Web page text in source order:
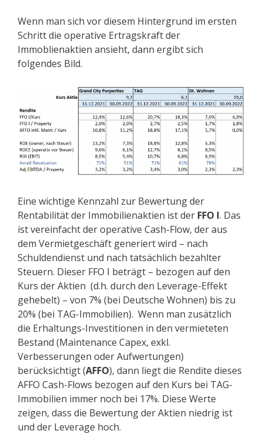
Wenn man sich vor diesem Hintergrund im ersten
Schritt die operative Ertragskraft der
Immoblienaktien ansieht, dann ergibt sich
folgendes Bild.
Eine wichtige Kennzahl zur Bewertung der
Rentabilität der Immobilienaktien ist der FFO I. Das
ist vereinfacht der operative Cash-Flow, der aus
dem Vermietgeschäft generiert wird – nach
Schuldendienst und nach tatsächlich bezahlter
Steuern. Dieser FFO I beträgt – bezogen auf den
Kurs der Aktien (d.h. durch den Leverage-Effekt
gehebelt) – von 7% (bei Deutsche Wohnen) bis zu
20% (bei TAG-Immobilien). Wenn man zusätzlich
die Erhaltungs-Investitionen in den vermieteten
Bestand (Maintenance Capex, exkl.
Verbesserungen oder Aufwertungen)
berücksichtigt (AFFO), dann liegt die Rendite dieses
AFFO Cash-Flows bezogen auf den Kurs bei TAG-
Immobilien immer noch bei 17%. Diese Werte
zeigen, dass die Bewertung der Aktien niedrig ist
und der Leverage hoch.